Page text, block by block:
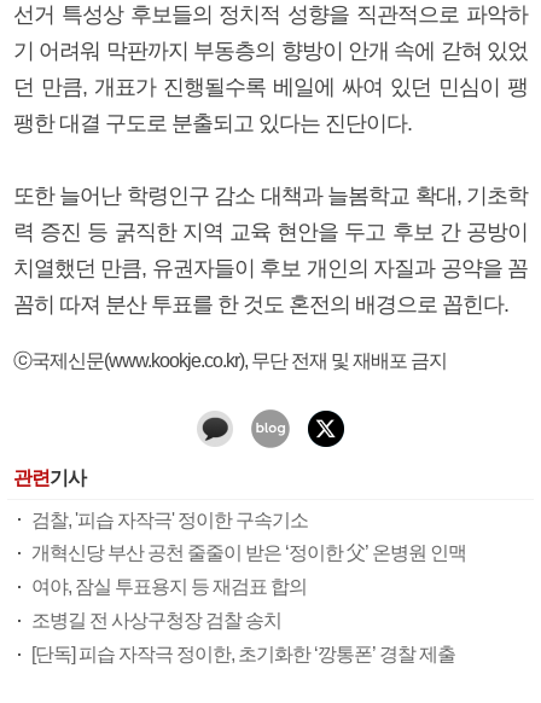
선거 특성상 후보들의 정치적 성향을 직관적으로 파악하
기 어려워 막판까지 부동층의 향방이 안개 속에 갇혀 있었
던 만큼, 개표가 진행될수록 베일에 싸여 있던 민심이 팽
팽한 대결 구도로 분출되고 있다는 진단이다.
또한 늘어난 학령인구 감소 대책과 늘봄학교 확대, 기초학
력 증진 등 굵직한 지역 교육 현안을 두고 후보 간 공방이
치열했던 만큼, 유권자들이 후보 개인의 자질과 공약을 꼼
꼼히 따져 분산 투표를 한 것도 혼전의 배경으로 꼽힌다.
ⓒ국제신문(www.kookje.co.kr), 무단 전재 및 재배포 금지
관련기사
검찰, '피습 자작극' 정이한 구속기소
개혁신당 부산 공천 줄줄이 받은 ‘정이한 父’ 온병원 인맥
여야, 잠실 투표용지 등 재검표 합의
조병길 전 사상구청장 검찰 송치
[단독] 피습 자작극 정이한, 초기화한 ‘깡통폰’ 경찰 제출